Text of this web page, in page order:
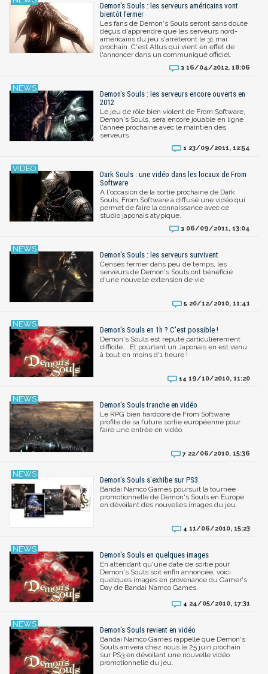
Demon's Souls : les serveurs américains vont
bientôt fermer
Les fans de Demon's Souls seront sans doute
déçus d'apprendre que les serveurs nord-
américains du jeu s'arrêteront le 31 mai
prochain. C'est Atlus qui vient en effet de
l'annoncer dans un communiqué officiel.
3 16/04/2012, 18:06
Demon's Souls : les serveurs encore ouverts en
2012
Le jeu de rôle bien violent de From Software,
Demon's Souls, sera encore jouable en ligne
l'année prochaine avec le maintien des
serveurs.
1 23/09/2011, 12:54
Dark Souls : une vidéo dans les locaux de From
Software
A l'occasion de la sortie prochaine de Dark
Souls, From Software a diffusé une vidéo qui
permet de faire la connaissance avec ce
studio japonais atypique.
3 06/09/2011, 13:04
Demon's Souls : les serveurs survivent
Censés fermer dans peu de temps, les
serveurs de Demon's Souls ont bénéficié
d'une nouvelle extension de vie.
5 20/12/2010, 11:41
Demon's Souls en 1h ? C'est possible !
Demon's Souls est reputé particulièrement
difficile... Et pourtant un Japonais en est venu
à bout en moins d'1 heure !
14 19/10/2010, 11:20
Demon's Souls tranche en vidéo
Le RPG bien hardcore de From Software
profite de sa future sortie européenne pour
faire une entrée en vidéo.
7 22/06/2010, 15:36
Demon's Souls s'exhibe sur PS3
Bandai Namco Games poursuit la tournée
promotionnelle de Demon's Souls en Europe
en dévoilant des nouvelles images du jeu.
4 11/06/2010, 15:23
Demon's Souls en quelques images
En attendant qu'une date de sortie pour
Demon's Souls soit enfin annoncée, voici
quelques images en provenance du Gamer's
Day de Bandai Namco Games.
4 24/05/2010, 17:31
Demon's Souls revient en vidéo
Bandai Namco Games rappelle que Demon's
Souls arrivera chez nous le 25 juin prochain
sur PS3 en dévoilant une nouvelle vidéo
promotionnelle du jeu.